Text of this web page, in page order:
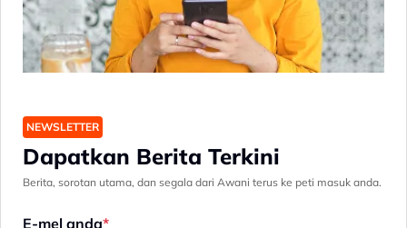
NEWSLETTER
Dapatkan Berita Terkini
Berita, sorotan utama, dan segala dari Awani terus ke peti masuk anda.
E-mel anda